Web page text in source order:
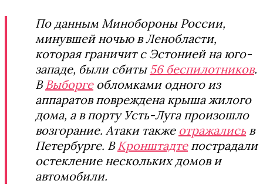
По данным Минобороны России,
минувшей ночью в Ленобласти,
которая граничит с Эстонией на юго-
западе, были сбиты56 беспилотников.
ВВыборгеобломками одного из
аппаратов повреждена крыша жилого
дома, а в порту Усть-Луга произошло
возгорание. Атаки также отражались в
Петербурге. ВКронштадтепострадали
остекление нескольких домов и
автомобили.